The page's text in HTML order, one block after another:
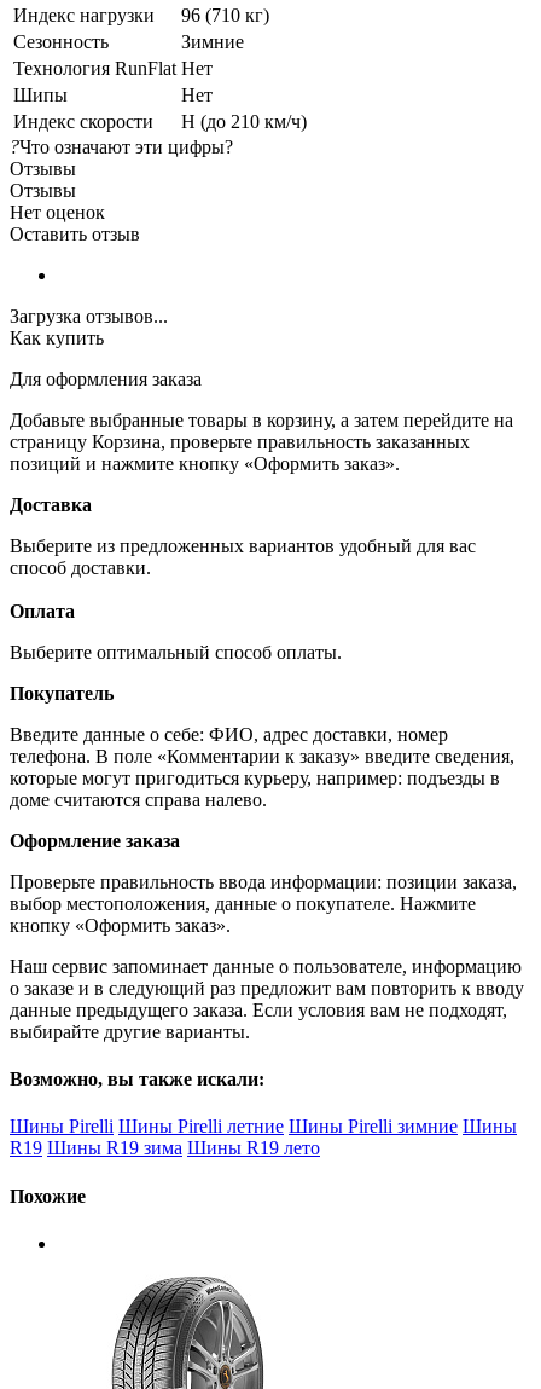
Индекс нагрузки
96 (710 кг)
Сезонность
Зимние
Технология RunFlat Нет
Шипы
Нет
Индекс скорости
H (до 210 км/ч)
?Что означают эти цифры?
Отзывы
Отзывы
Нет оценок
Оставить отзыв
Загрузка отзывов...
Как купить
Для оформления заказа
Добавьте выбранные товары в корзину, а затем перейдите на
страницу Корзина, проверьте правильность заказанных
позиций и нажмите кнопку «Оформить заказ».
Доставка
Выберите из предложенных вариантов удобный для вас
способ доставки.
Оплата
Выберите оптимальный способ оплаты.
Покупатель
Введите данные о себе: ФИО, адрес доставки, номер
телефона. В поле «Комментарии к заказу» введите сведения,
которые могут пригодиться курьеру, например: подъезды в
доме считаются справа налево.
Оформление заказа
Проверьте правильность ввода информации: позиции заказа,
выбор местоположения, данные о покупателе. Нажмите
кнопку «Оформить заказ».
Наш сервис запоминает данные о пользователе, информацию
о заказе и в следующий раз предложит вам повторить к вводу
данные предыдущего заказа. Если условия вам не подходят,
выбирайте другие варианты.
Возможно, вы также искали:
Шины Pirelli Шины Pirelli летние Шины Pirelli зимние Шины
R19 Шины R19 зима Шины R19 лето
Похожие